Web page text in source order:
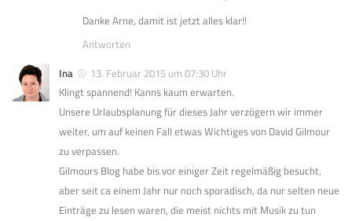
Danke Arne, damit ist jetzt alles klar!!
Antworten
Ina
13. Februar 2015 um 07:30 Uhr
Klingt spannend! Kanns kaum erwarten.
Unsere Urlaubsplanung für dieses Jahr verzögern wir immer
weiter, um auf keinen Fall etwas Wichtiges von David Gilmour
zu verpassen.
Gilmours Blog habe bis vor einiger Zeit regelmäßig besucht,
aber seit ca einem Jahr nur noch sporadisch, da nur selten neue
Einträge zu lesen waren, die meist nichts mit Musik zu tun